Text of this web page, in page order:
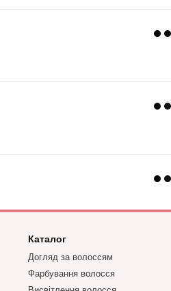
Каталог
Догляд за волоссям
Фарбування волосся